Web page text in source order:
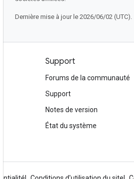
Dernière mise à jour le 2026/06/02 (UTC).
Support
Forums de la communauté
Support
Notes de version
État du système